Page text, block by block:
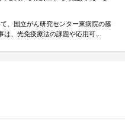
、国立がん研究センター東病院の篠
は、光免疫療法の課題や応用可…